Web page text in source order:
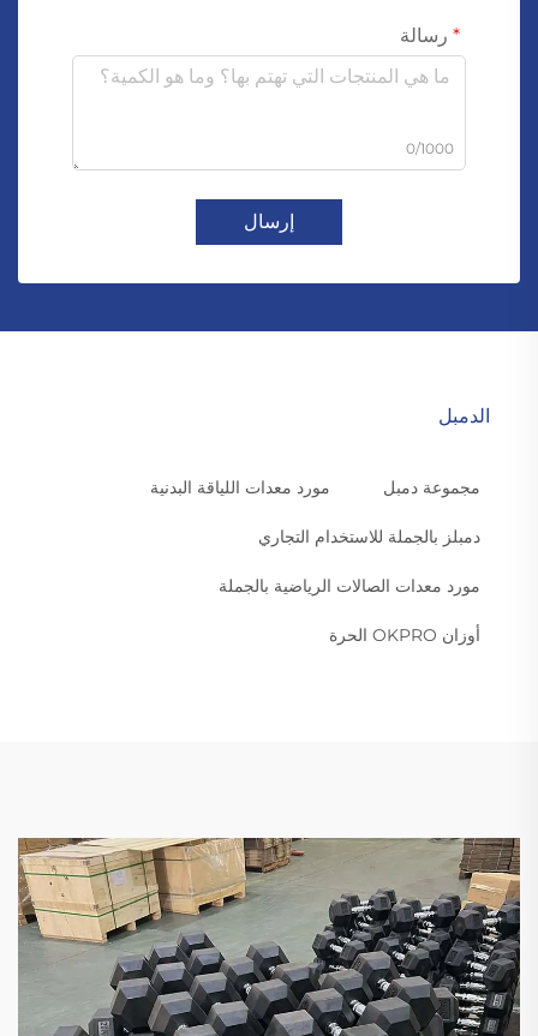
رسالة
0/1000
إرسال
الدمبل
مجموعة دمبل مورد معدات اللياقة البدنية
دمبلز بالجملة للاستخدام التجاري
مورد معدات الصالات الرياضية بالجملة
أوزان OKPRO الحرة